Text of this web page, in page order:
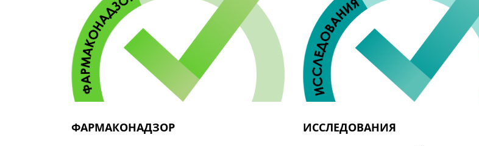
ФАРМАКОНАДЗОР ИССЛЕДОВАНИЯ